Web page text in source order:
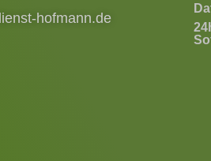
hofmann.de